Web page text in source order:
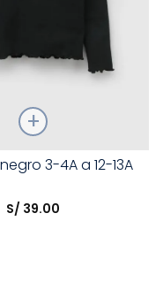
3-4A a 12-13A
S/ 39.00